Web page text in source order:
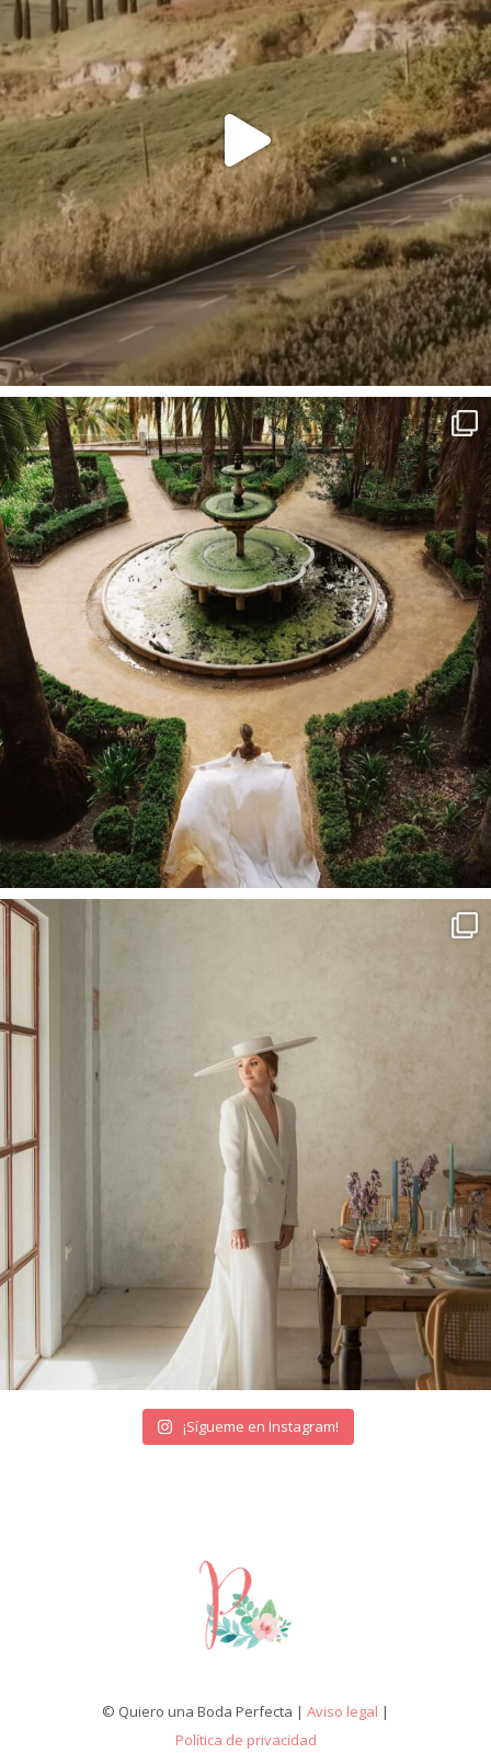
¡Sígueme en Instagram!
© Quiero una Boda Perfecta | Aviso legal |
Política de privacidad